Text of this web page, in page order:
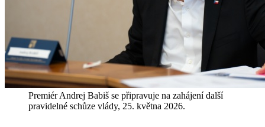
Premiér Andrej Babiš se připravuje na zahájení další
pravidelné schůze vlády, 25. května 2026.